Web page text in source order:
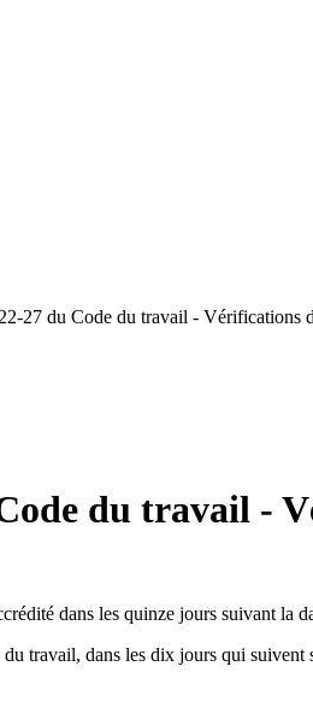
27 du Code du travail - Vérifications
du travail -
dans les quinze jours suivant la
travail, dans les dix jours qui